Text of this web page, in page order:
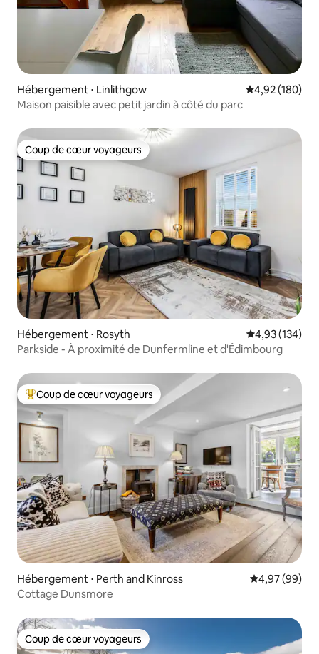
Hébergement ⋅ Linlithgow Évaluation
4,92 (180)
Maison paisible avec petit jardin à côté du parc
Coup de cœur voyageurs
Coup de cœur voyageurs
Hébergement ⋅ Rosyth Évaluation
4,93 (134)
Parkside - À proximité de Dunfermline et d'Édimbourg
Coups de cœur voyageurs les plus appréciés
Coup de cœur voyageurs
Hébergement ⋅ Perth and Kinross Évaluation
4,97 (99)
Cottage Dunsmore
Coup de cœur voyageurs
Coup de cœur voyageurs